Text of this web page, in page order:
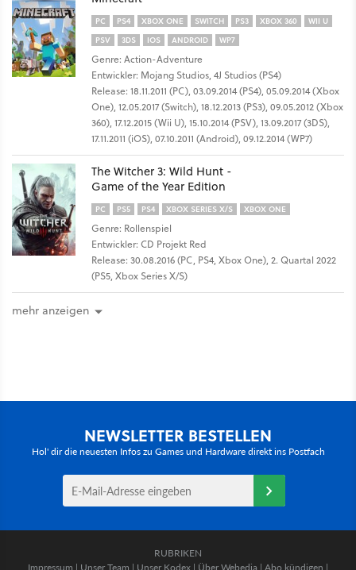
PC PS4 XBOX ONE SWITCH PS3 XBOX 360
WII U
PSV
3DS IOS ANDROID WP7
Genre: Action-Adventure
Entwickler: Mojang Studios, 4J Studios (PS4)
Release: 18.11.2011 (PC), 03.09.2014 (PS4), 05.09.2014 (Xbox
One), 12.05.2017 (Switch), 18.12.2013 (PS3), 09.05.2012 (Xbox
360), 17.12.2015 (Wii U), 15.10.2014 (PSV), 13.09.2017 (3DS),
17.11.2011 (iOS), 07.10.2011 (Android), 09.12.2014 (WP7)
The Witcher 3: Wild Hunt -
Game of the Year Edition
PC PS5 PS4 XBOX SERIES X/S XBOX ONE
Genre: Rollenspiel
Entwickler: CD Projekt Red
Release: 30.08.2016 (PC, PS4, Xbox One), 2. Quartal 2022
(PS5, Xbox Series X/S)
mehr anzeigen
NEWSLETTER BESTELLEN
Hol' dir die neuesten Infos zu Games und Hardware direkt ins Postfach
RUBRIKEN